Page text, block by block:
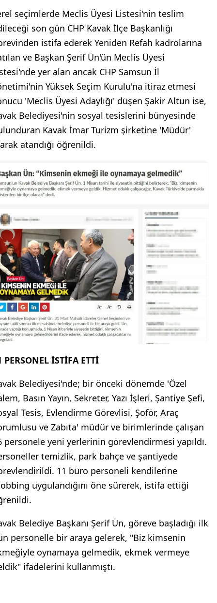
seçimlerde Meclis Üyesi Listesi'nin teslim
son gün CHP Kavak İlçe Başkanlığı
istifa ederek Yeniden Refah kadrolarına
ve Başkan Şerif Ün'ün Meclis Üyesi
yer alan ancak CHP Samsun İl
Yüksek Seçim Kurulu'na itiraz etmesi
'Meclis Üyesi Adaylığı' düşen Şakir Altun ise,
Belediyesi'nin sosyal tesislerini bünyesinde
Kavak İmar Turizm şirketine 'Müdür'
atandığı öğrenildi.
PERSONEL İSTİFA ETTİ
Belediyesi'nde; bir önceki dönemde 'Özel
Basın Yayın, Sekreter, Yazı İşleri, Şantiye Şefi,
Tesis, Evlendirme Görevlisi, Şoför, Araç
ve Zabıta' müdür ve birimlerinde çalışan
personele yeni yerlerinin görevlendirmesi yapıldı.
temizlik, park bahçe ve şantiyede
11 büro personeli kendilerine
uygulandığını öne sürerek, istifa ettiği
Belediye Başkanı Şerif Ün, göreve başladığı ilk
personelle bir araya gelerek, "Biz kimsenin
oynamaya gelmedik, ekmek vermeye
ifadelerini kullanmıştı.